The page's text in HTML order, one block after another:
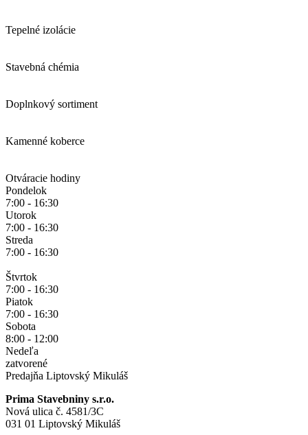
Tepelné izolácie
Stavebná chémia
Doplnkový sortiment
Kamenné koberce
Otváracie hodiny
Pondelok
7:00 - 16:30
Utorok
7:00 - 16:30
Streda
7:00 - 16:30
Štvrtok
7:00 - 16:30
Piatok
7:00 - 16:30
Sobota
8:00 - 12:00
Nedeľa
zatvorené
Predajňa Liptovský Mikuláš
Prima Stavebniny s.r.o.
Nová ulica č. 4581/3C
031 01 Liptovský Mikuláš